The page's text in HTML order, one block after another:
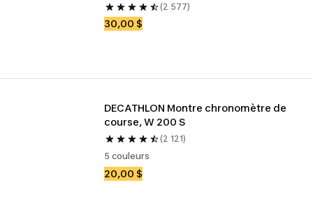
(2 577)
30,00 $
DECATHLON Montre chronomètre de
course, W 200 S
(2 121)
5 couleurs
20,00 $